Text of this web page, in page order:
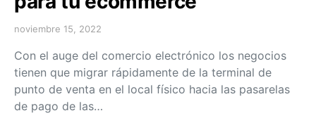
noviembre 15, 2022
Con el auge del comercio electrónico los negocios
tienen que migrar rápidamente de la terminal de
punto de venta en el local físico hacia las pasarelas
de pago de las…